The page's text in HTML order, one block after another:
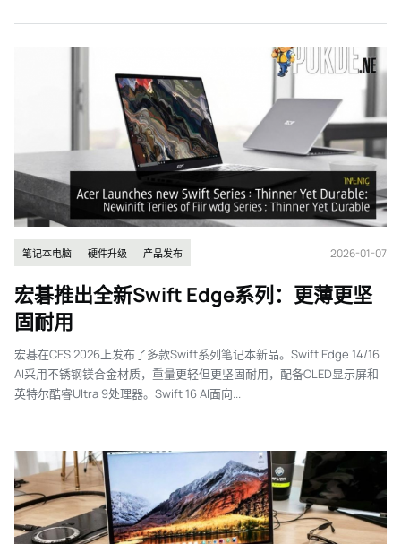
笔记本电脑 硬件升级 产品发布 2026-01-07
宏碁推出全新Swift Edge系列：更薄更坚
固耐用
宏碁在CES 2026上发布了多款Swift系列笔记本新品。Swift Edge 14/16
AI采用不锈钢镁合金材质，重量更轻但更坚固耐用，配备OLED显示屏和
英特尔酷睿Ultra 9处理器。Swift 16 AI面向...